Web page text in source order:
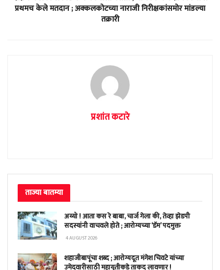
प्रथमच केले मतदान ; अक्कलकोटच्या नाराजी निरीक्षकांसमोर मांडल्या
तक्रारी
प्रशांत कटारे
ताज्या बातम्या
अय्यो ! आता कस रे बाबा, चार्ज गेला की, तेव्हा झेडपी
सदस्यांनी वाचवले होते ; आरोग्यच्या ‘डॅम’ पदमुक्त
4 AUGUST 2026
शहाजीबापूंचा शब्द ; आरोग्यदूत मंगेश चिवटे यांच्या
उमेदवारीसाठी महायुतीकडे ताकद लावणार !